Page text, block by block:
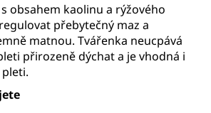
s obsahem kaolinu a rýžového
regulovat přebytečný maz a
matnou. Tvářenka neucpává
přirozenědýchata jevhodná i
pleti.